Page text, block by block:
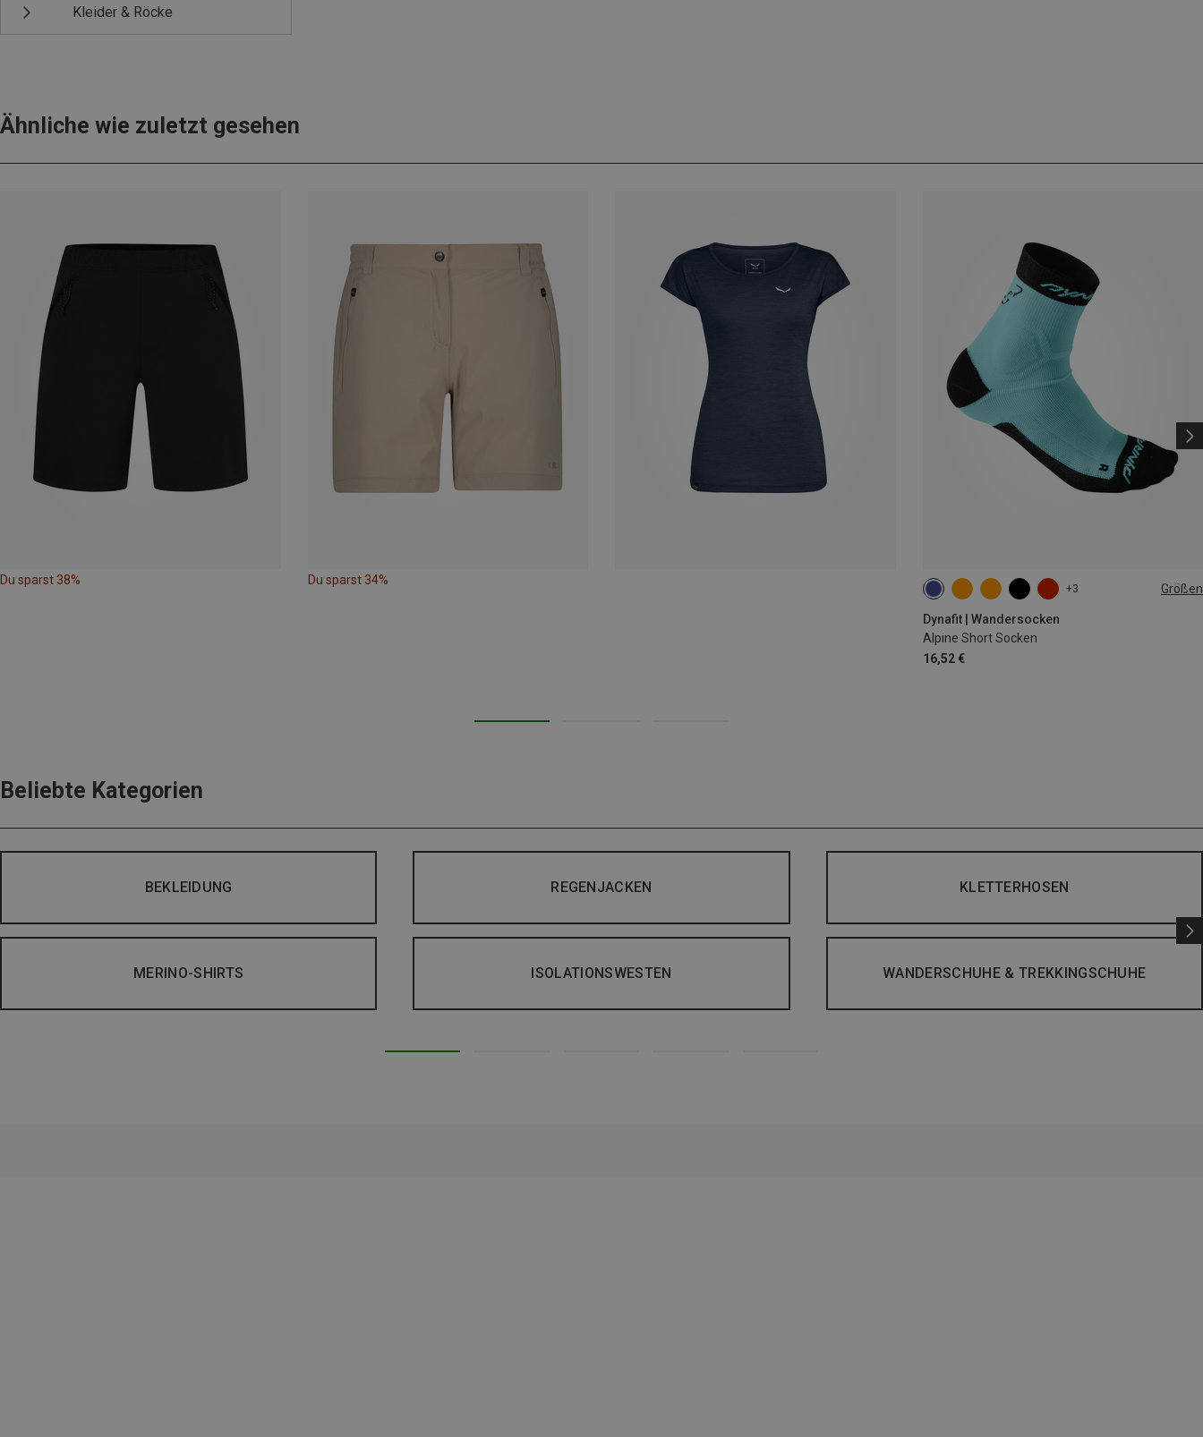
Kleider & Röcke
Ähnliche wie zuletzt gesehen
Du sparst 38% Du sparst 34%
+3 Größen
Dynafit | Wandersocken
Alpine Short Socken
16,52 €
35|36|37|38 39|40|41|42
Beliebte Kategorien
BEKLEIDUNG REGENJACKEN KLETTERHOSEN
MERINO-SHIRTS ISOLATIONSWESTEN WANDERSCHUHE & TREKKINGSCHUHE